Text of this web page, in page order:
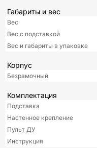
Габариты и вес
Вес
Вес с подставкой
Вес и габариты в упаковке
Корпус
Безрамочный
Комплектация
Подставка
Настенное крепление
Пульт ДУ
Инструкция